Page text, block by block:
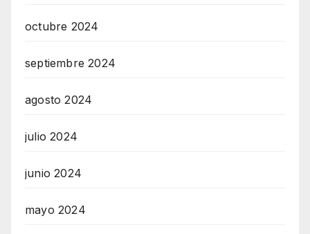
octubre 2024
septiembre 2024
agosto 2024
julio 2024
junio 2024
mayo 2024